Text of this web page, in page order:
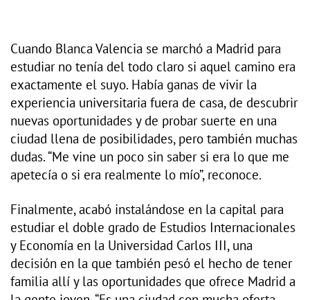
Cuando Blanca Valencia se marchó a Madrid para
estudiar no tenía del todo claro si aquel camino era
exactamente el suyo. Había ganas de vivir la
experiencia universitaria fuera de casa, de descubrir
nuevas oportunidades y de probar suerte en una
ciudad llena de posibilidades, pero también muchas
dudas. “Me vine un poco sin saber si era lo que me
apetecía o si era realmente lo mío”, reconoce.
Finalmente, acabó instalándose en la capital para
estudiar el doble grado de Estudios Internacionales
y Economía en la Universidad Carlos III, una
decisión en la que también pesó el hecho de tener
familia allí y las oportunidades que ofrece Madrid a